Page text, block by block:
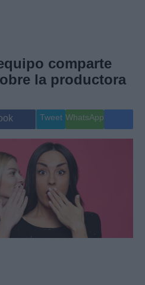
Gente
Musica
comparte
la productora
Tweet WhatsApp